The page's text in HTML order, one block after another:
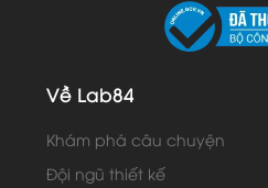
Về Lab84
Khám phá câu chuyện
Đội ngũ thiết kế